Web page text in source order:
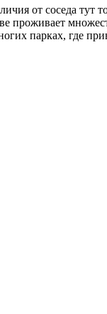
от соседа тут
проживает
парках, где